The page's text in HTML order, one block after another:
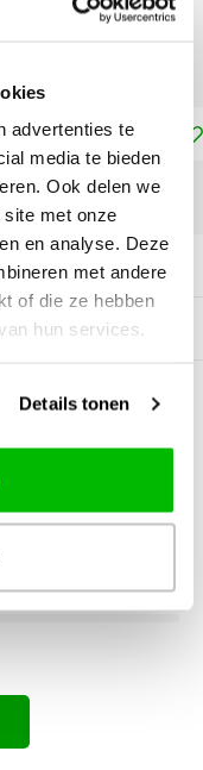
advertenties te
media te bieden
Ook delen we
met onze
en analyse. Deze
met andere
of die ze hebben
hun services.
Details tonen
winkelwagen